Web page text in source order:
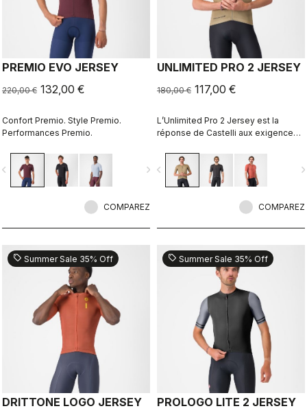
PREMIO EVO JERSEY
220,00 € 132,00 €
Confort Premio. Style Premio.
Performances Premio.
navigate_next
COMPAREZ
UNLIMITED PRO 2 JERSEY
180,00 € 117,00 €
L’Unlimited Pro 2 Jersey est la
réponse de Castelli aux exigences
gravel qui veulent profiter du
moindre gain marginal, sans sacrifier
l’esprit du sport.
navigate_before
COMPAREZ
sell Summer Sale 35% Off
DRITTONE LOGO JERSEY
sell Summer Sale 35% Off
PROLOGO LITE 2 JERSEY